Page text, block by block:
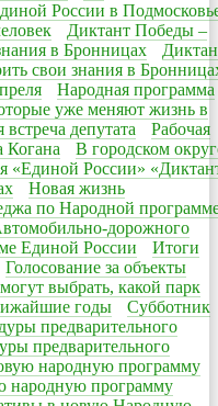
России в
Диктант Победы –
в Бронницах
свои знания в
Народная программа
уже меняют жизнь в
встреча депутата
Рабочая
Когана
В городском
«Единой России»
Новая жизнь
по Народной
дорожного
Единой России
Итоги
Голосование за объекты
выбрать, какой парк
годы
Субботник
предварительного
предварительного
народную программу
народную программу